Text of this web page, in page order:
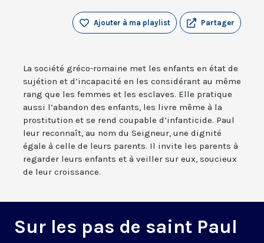
Partager
Ajouter à ma playlist
La société gréco-romaine met les enfants en état de
sujétion et d’incapacité en les considérant au même
rang que les femmes et les esclaves. Elle pratique
aussi l’abandon des enfants, les livre même à la
prostitution et se rend coupable d’infanticide. Paul
leur reconnaît, au nom du Seigneur, une dignité
égale à celle de leurs parents. Il invite les parents à
regarder leurs enfants et à veiller sur eux, soucieux
de leur croissance.
Sur les pas de saint Paul